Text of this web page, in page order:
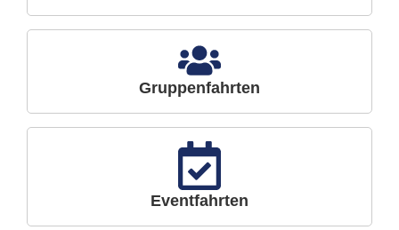
Gruppenfahrten
Eventfahrten